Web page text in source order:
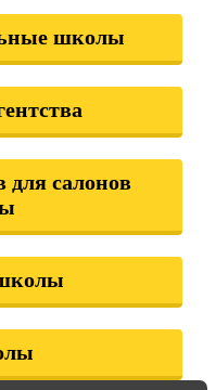
школы
для салонов